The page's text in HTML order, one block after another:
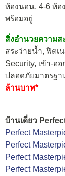
ห้องนอน, 4-6 ห้อ
พร้อมอยู่
สิ่งอำนวยความส
สระว่ายน้ำ, ฟิตเ
Security, เข้า-อ
ปลอดภัยมาตรฐา
ล้านบาท*
บ้านเดี่ยว
Perfect
Perfect
Perfect
Perfect